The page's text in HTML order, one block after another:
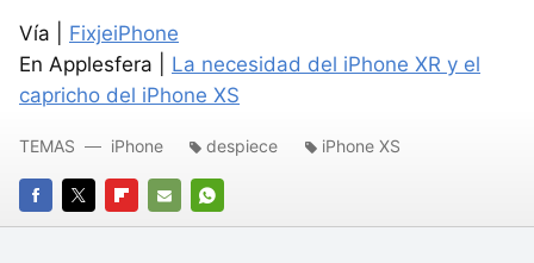
Vía | FixjeiPhone
En Applesfera | La necesidad del iPhone XR y el
capricho del iPhone XS
FACEBOOK
TWITTERFLIPBOARD
E-
WHATSAPP
TEMAS iPhone despiece iPhone XS